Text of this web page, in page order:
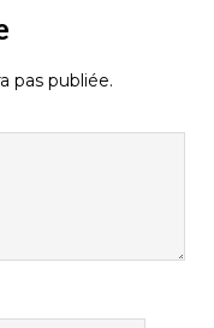
pas publiée.